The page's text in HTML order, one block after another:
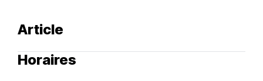
Article
Horaires